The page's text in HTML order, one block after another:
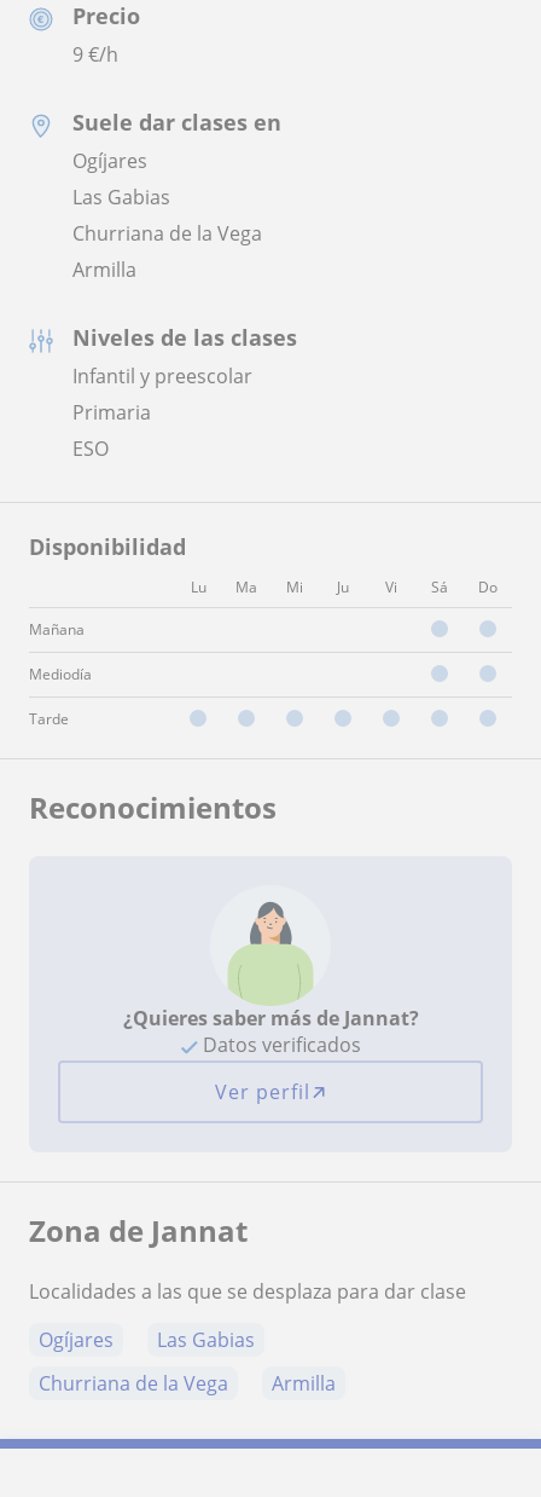
Precio
9€/h
Suele dar clases en
Ogíjares
Las Gabias
Churriana de la Vega
Armilla
Niveles de las clases
Infantil y preescolar
Primaria
ESO
Disponibilidad
Lu Ma Mi Ju Vi Sá Do
Mañana
Mediodía
Tarde
Reconocimientos
¿Quieres saber más de Jannat?
Datos verificados
Ver perfil
Zona de Jannat
Localidades a las que se desplaza para dar clase
Ogíjares
Las Gabias
Churriana de la Vega
Armilla